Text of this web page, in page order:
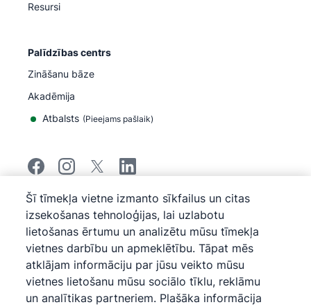
Resursi
Palīdzības centrs
Zināšanu bāze
Akadēmija
Atbalsts (Pieejams pašlaik)
© 2026Pipedrive
Pipedrive
Pakalpojumu sniegšanas noteikumi
Pipedrive
Privātuma paziņojums
Vietnes karte
Sīkfailu politika
Sīkfailu preferences
Pipedrive ir uz tīmekļa bāzes veidota pārdošanas CRM
Šī tīmekļa vietne izmanto sīkfailus un citas
izsekošanas tehnoloģijas, lai uzlabotu
lietošanas ērtumu un analizētu mūsu tīmekļa
vietnes darbību un apmeklētību. Tāpat mēs
atklājam informāciju par jūsu veikto mūsu
vietnes lietošanu mūsu sociālo tīklu, reklāmu
un analītikas partneriem. Plašāka informācija